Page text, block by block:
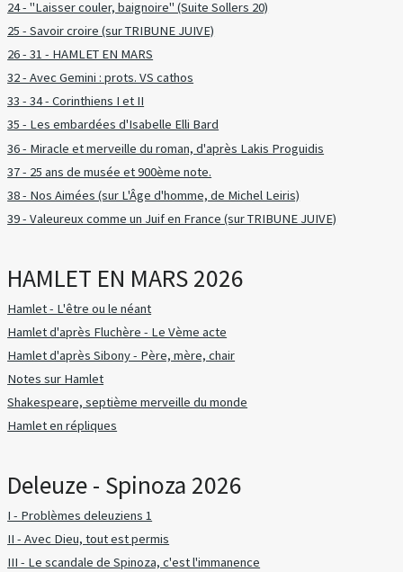
24 - "Laisser couler, baignoire" (Suite Sollers 20)
25 - Savoir croire (sur TRIBUNE JUIVE)
26 - 31 - HAMLET EN MARS
32 - Avec Gemini : prots. VS cathos
33 - 34 - Corinthiens I et II
35 - Les embardées d'Isabelle Elli Bard
36 - Miracle et merveille du roman, d'après Lakis Proguidis
37 - 25 ans de musée et 900ème note.
38 - Nos Aimées (sur L'Âge d'homme, de Michel Leiris)
39 - Valeureux comme un Juif en France (sur TRIBUNE JUIVE)
HAMLET EN MARS 2026
Hamlet - L'être ou le néant
Hamlet d'après Fluchère - Le Vème acte
Hamlet d'après Sibony - Père, mère, chair
Notes sur Hamlet
Shakespeare, septième merveille du monde
Hamlet en répliques
Deleuze - Spinoza 2026
I - Problèmes deleuziens 1
II - Avec Dieu, tout est permis
III - Le scandale de Spinoza, c'est l'immanence